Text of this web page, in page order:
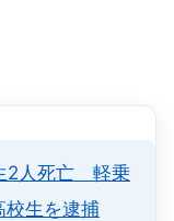
2人死亡 軽乗
校生を逮捕